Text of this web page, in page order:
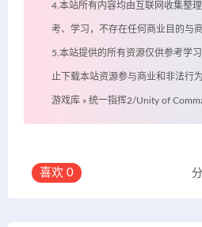
4.本站所有内容均由互联网收集整
考、学习，不存在任何商业目的与商
5.本站提供的所有资源仅供参考学
止下载本站资源参与商业和非法行为
游戏库 » 统一指挥2/Unity of
喜欢 0